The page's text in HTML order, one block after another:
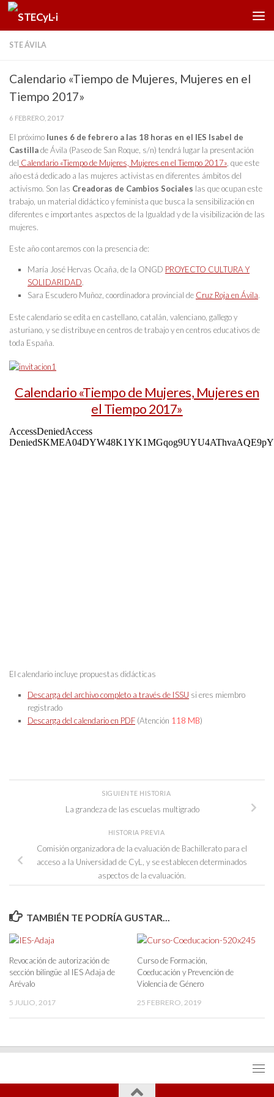
Saltar al contenido
STE ÁVILA
Calendario «Tiempo de Mujeres, Mujeres en el
Tiempo 2017»
6 FEBRERO, 2017
El próximo lunes 6 de febrero a las 18 horas en el IES Isabel de
Castillade Ávila (Paseo de San Roque, s/n) tendrá lugar la presentación
del Calendario «Tiempo de Mujeres, Mujeres en el Tiempo 2017», que este
año está dedicado a las mujeres activistas en diferentes ámbitos del
activismo. Son las Creadoras de Cambios Sociales las que ocupan este
trabajo, un material didáctico y feminista que busca la sensibilización en
diferentes e importantes aspectos de la Igualdad y de la visibilización de las
mujeres.
Este año contaremos con la presencia de:
María José Hervas Ocaña, de la ONGD PROYECTO CULTURA Y
SOLIDARIDAD.
Sara Escudero Muñoz, coordinadora provincial de Cruz Roja en Ávila.
Este calendario se edita en castellano, catalán, valenciano, gallego y
asturiano, y se distribuye en centros de trabajo y en centros educativos de
toda España.
Calendario «Tiempo de Mujeres, Mujeres en
el Tiempo 2017»
El calendario incluye propuestas didácticas
Descarga del archivo completo a través de ISSU si eres miembro
registrado
Descarga del calendario en PDF (Atención 118 MB)
SIGUIENTE HISTORIA
La grandeza de las escuelas multigrado
HISTORIA PREVIA
Comisión organizadora de la evaluación de Bachillerato para el
acceso a la Universidad de CyL, y se establecen determinados
aspectos de la evaluación.
TAMBIÉN TE PODRÍA GUSTAR...
Revocación de autorización de
sección bilingüe al IES Adaja de
Arévalo
5 JULIO, 2017
Curso de Formación,
Coeducación y Prevención de
Violencia de Género
25 FEBRERO, 2019